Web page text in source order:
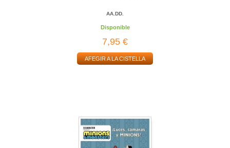
AA.DD.
Disponible
7,95 €
AFEGIR A LA CISTELLA